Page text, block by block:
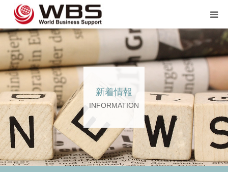
新着情報
INFORMATION
JP TOP
企業のご担当者の方へ
スタッフ登録の方へ💖💖
企業案内
言語